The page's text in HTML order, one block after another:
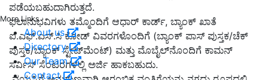
More Links
About us
Directory
Our Team
Contact
ಪಡೆಯಬಹುದಾಗಿರುತ್ತದೆ.
ಫಲಾನುಭವಿಗಳು ತಮ್ಮೊಂದಿಗೆ ಆಧಾರ್ ಕಾರ್ಡ್, ಬ್ಯಾಂಕ್ ಖಾತೆ
ಐ.ಎಫ್.ಎಸ್.ಸಿ ಕೋಡ್ ವಿವರಗಳೊಂದಿಗೆ (ಬ್ಯಾಂಕ್ ಪಾಸ್ ಪುಸ್ತಕ/ಚೆಕ್
ಪುಸ್ತಕ/ಬ್ಯಾಂಕ್ ಸ್ಟೇಟ್‍ಮೆಂಟ್) ಮತ್ತು ಮೊಬೈಲ್‍ನೊಂದಿಗೆ ಕಾಮನ್
ಸರ್ವಿಸ್ ಸೆಂಟರಗಳಲ್ಲಿ ಅರ್ಜಿ ಹಾಕಬಹುದು.